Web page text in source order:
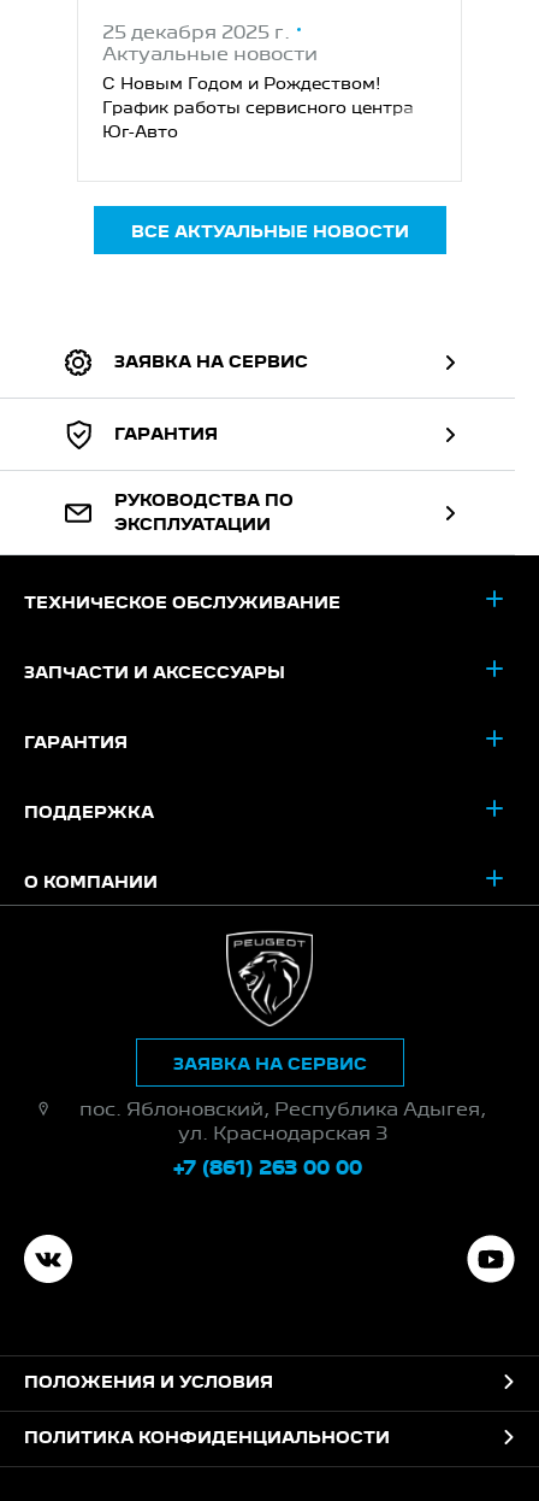
25 декабря 2025 г.
Актуальные новости
С Новым Годом и Рождеством!
График работы сервисного центра
Юг-Авто
ВСЕ АКТУАЛЬНЫЕ НОВОСТИ
ЗАЯВКА НА СЕРВИС
ГАРАНТИЯ
РУКОВОДСТВА ПО
ЭКСПЛУАТАЦИИ
ТЕХНИЧЕСКОЕ ОБСЛУЖИВАНИЕ
ЗАПЧАСТИ И АКСЕССУАРЫ
ГАРАНТИЯ
ПОДДЕРЖКА
О КОМПАНИИ
пос. Яблоновский, Республика Адыгея,
ул. Краснодарская 3
+7 (861) 263 00 00
ЗАЯВКА НА СЕРВИС
ПОЛОЖЕНИЯ И УСЛОВИЯ
ПОЛИТИКА КОНФИДЕНЦИАЛЬНОСТИ